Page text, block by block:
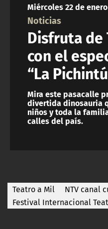
Miércoles 22 de
Noticias
Disfruta de
con el
“La
Mira este pasacalle
divertida dinosauria
niños y toda la
calles del país.
Teatro a Mil
NTV canal
Festival Internacional